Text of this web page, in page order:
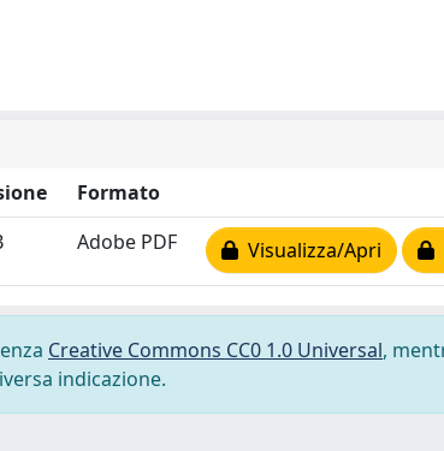
Formato
Adobe PDF Visualizza/Apri
Creative Commons CC0 1.0 Universal,
indicazione.